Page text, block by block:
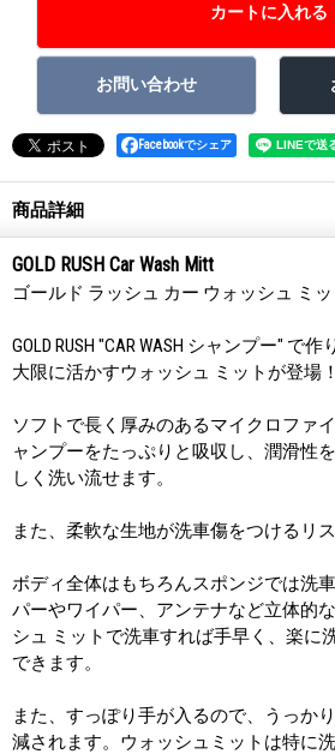
Facebookでシェア
商品詳細
GOLD RUSH Car Wash Mitt
ゴールド ラッシュ カー ウォッシュ ミッ
GOLD RUSH "CAR WASH シャンプー" で
大限に活かすウォッシュ ミットが登場！
ソフトで長く厚みのあるマイクロファ
ャンプーをたっぷりと吸収し、潤滑性
しく洗い流せます。
また、柔軟な生地が洗車傷をつけるリ
ボディ全体はもちろんスポンジでは洗
パーやワイパー、アンテナなど立体的
シュ ミットで洗車すれば手早く、楽に
できます。
また、すっぽり手が入るので、うっか
減されます。ウォッシュミットは特に